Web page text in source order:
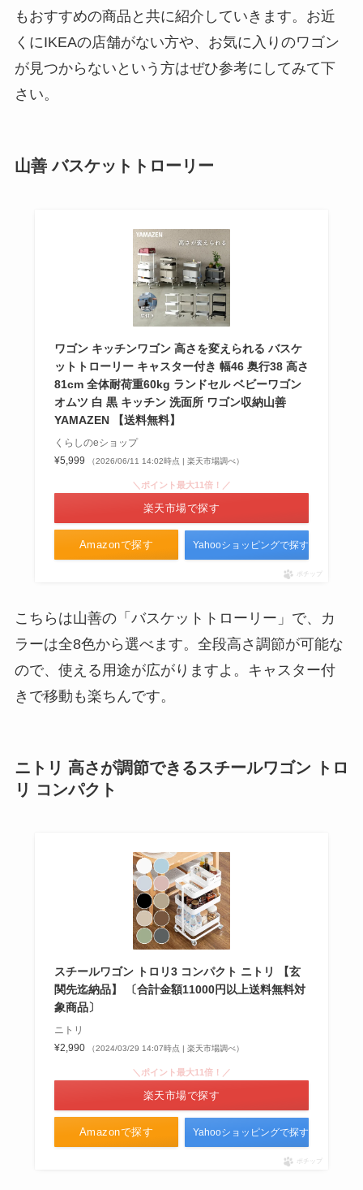
手錠はどこで買える？ダイソーな
ど100均やドンキでおもちゃは売
ってる？
値段も調査
オールドスパイスはドンキホーテ
に売ってる？マツキヨ・西友・楽
天など取り扱い店舗を調査！
近くで売ってる場所！コンビニや
ホームセンターで販売してる？
に売ってる？ファミマや通販で購
入可能？最安値は？
ミルボンの取扱店はドラッグスト
ア？スギ薬局やウエルシアなど売
ってる場所をリサーチ！
もおすすめの商品と共に紹介していきます。お近
くにIKEAの店舗がない方や、お気に入りのワゴン
が見つからないという方はぜひ参考にしてみて下
さい。
山善 バスケットトローリー
ワゴン キッチンワゴン 高さを変えられる バスケ
ットトローリー キャスター付き 幅46 奥行38 高さ
81cm 全体耐荷重60kg ランドセル ベビーワゴン
オムツ 白 黒 キッチン 洗面所 ワゴン収納山善
YAMAZEN 【送料無料】
くらしのeショップ
¥5,999
（2026/06/11 14:02時点 | 楽天市場調べ）
Amazonで探す
＼ポイント最大11倍！／
楽天市場で探す
Yahooショッピングで探す
ポチップ
こちらは山善の「バスケットトローリー」で、カ
ラーは全8色から選べます。全段高さ調節が可能な
ので、使える用途が広がりますよ。キャスター付
きで移動も楽ちんです。
ニトリ 高さが調節できるスチールワゴン トロ
リ コンパクト
スチールワゴン トロリ3 コンパクト ニトリ 【玄
関先迄納品】 〔合計金額11000円以上送料無料対
象商品〕
ニトリ
¥2,990
（2024/03/29 14:07時点 | 楽天市場調べ）
Amazonで探す
＼ポイント最大11倍！／
楽天市場で探す
Yahooショッピングで探す
ポチップ